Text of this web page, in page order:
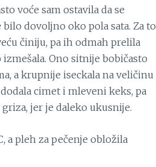
voće sam ostavila da se
dovoljno oko pola sata. Za to
činiju, pa ih odmah prelila
Ono sitnije bobičasto
a krupnije iseckala na veličinu
cimet i mleveni keks, pa
jer je daleko ukusnije.
a pleh za pečenje obložila